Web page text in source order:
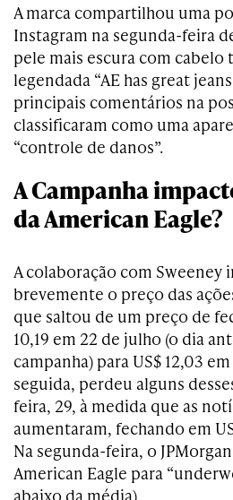
A marca compartilhou uma
Instagram na segunda-feira
pele mais escura com
legendada “AE has great
principais comentários na
classificaram como uma
“controle de danos”.
A Campanha
da American Eagle?
A colaboração com Sweeney
brevemente o preço das
que saltou de um preço de
10,19 em 22 de julho (o dia
campanha) para US$ 12,03
seguida, perdeu alguns
feira, 29, à medida que as
aumentaram, fechando em
Na segunda-feira, o
American Eagle para
abaixo da média).